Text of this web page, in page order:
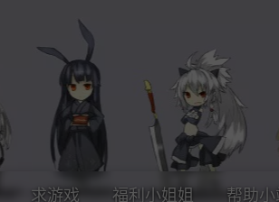
求游戏 福利小姐姐 帮助小